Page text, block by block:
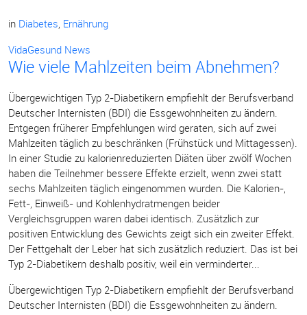
in Diabetes, Ernährung
VidaGesund News
Wie viele Mahlzeiten beim Abnehmen?
Übergewichtigen Typ 2-Diabetikern empfiehlt der Berufsverband
Deutscher Internisten (BDI) die Essgewohnheiten zu ändern.
Entgegen früherer Empfehlungen wird geraten, sich auf zwei
Mahlzeiten täglich zu beschränken (Frühstück und Mittagessen).
In einer Studie zu kalorienreduzierten Diäten über zwölf Wochen
haben die Teilnehmer bessere Effekte erzielt, wenn zwei statt
sechs Mahlzeiten täglich eingenommen wurden. Die Kalorien-,
Fett-, Einweiß- und Kohlenhydratmengen beider
Vergleichsgruppen waren dabei identisch. Zusätzlich zur
positiven Entwicklung des Gewichts zeigt sich ein zweiter Effekt.
Der Fettgehalt der Leber hat sich zusätzlich reduziert. Das ist bei
Typ 2-Diabetikern deshalb positiv, weil ein verminderter...
Übergewichtigen Typ 2-Diabetikern empfiehlt der Berufsverband
Deutscher Internisten (BDI) die Essgewohnheiten zu ändern.